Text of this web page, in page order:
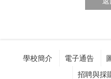
學校簡介 電子通告
招聘與採